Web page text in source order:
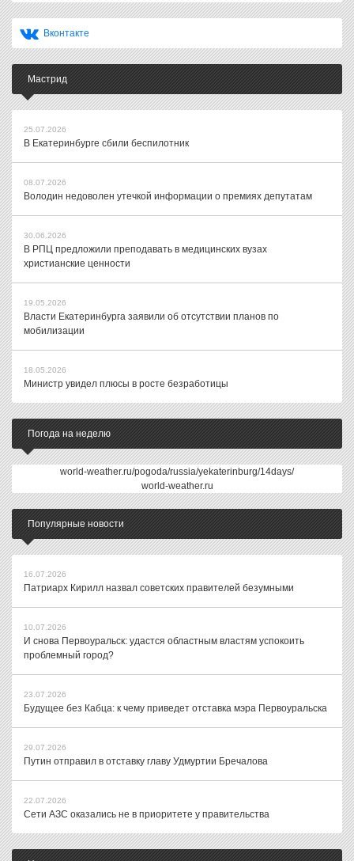
Вконтакте
Мастрид
25.07.2026
В Екатеринбурге сбили беспилотник
08.07.2026
Володин недоволен утечкой информации о премиях депутатам
30.06.2026
В РПЦ предложили преподавать в медицинских вузах
христианские ценности
19.05.2026
Власти Екатеринбурга заявили об отсутствии планов по
мобилизации
18.05.2026
Министр увидел плюсы в росте безработицы
Погода на неделю
world-weather.ru/pogoda/russia/yekaterinburg/14days/
world-weather.ru
Популярные новости
16.07.2026
Патриарх Кирилл назвал советских правителей безумными
10.07.2026
И снова Первоуральск: удастся областным властям успокоить
проблемный город?
23.07.2026
Будущее без Кабца: к чему приведет отставка мэра Первоуральска
29.07.2026
Путин отправил в отставку главу Удмуртии Бречалова
22.07.2026
Сети АЗС оказались не в приоритете у правительства